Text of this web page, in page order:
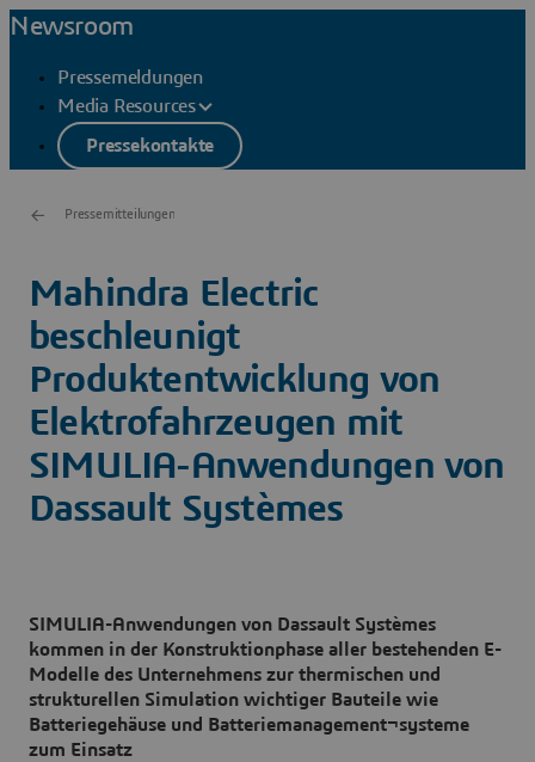
Newsroom
Pressemeldungen
Media Resources
Pressekontakte
Pressemitteilungen
Mahindra Electric
beschleunigt
Produktentwicklung von
Elektrofahrzeugen mit
SIMULIA-Anwendungen von
Dassault Systèmes
SIMULIA-Anwendungen von Dassault Systèmes
kommen in der Konstruktionphase aller bestehenden E-
Modelle des Unternehmens zur thermischen und
strukturellen Simulation wichtiger Bauteile wie
Batteriegehäuse und Batteriemanagement¬systeme
zum Einsatz